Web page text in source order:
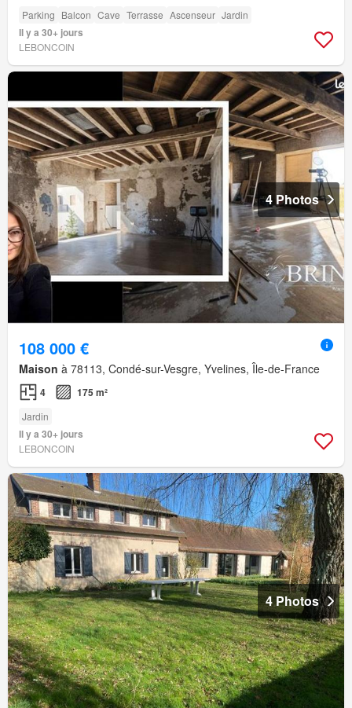
Parking Balcon Cave Terrasse Ascenseur Jardin
Il y a 30+ jours
LEBONCOIN
4 Photos
108 000 €
Maison à 78113, Condé-sur-Vesgre, Yvelines, Île-de-France
4 175 m²
Jardin
Il y a 30+ jours
LEBONCOIN
4 Photos